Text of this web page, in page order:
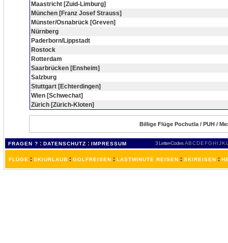
Maastricht [Zuid-Limburg]
München [Franz Josef Strauss]
Münster/Osnabrück [Greven]
Nürnberg
Paderborn/Lippstadt
Rostock
Rotterdam
Saarbrücken [Ensheim]
Salzburg
Stuttgart [Echterdingen]
Wien [Schwechat]
Zürich [Zürich-Kloten]
Billige Flüge Pochutla / PUH /
FRAGEN ? : DATENSCHUTZ : IMPRESSUM 3 Letter-Codes ABCDEFGH IJKL
FLÜGE : SKIURLAUB : GOLFREISEN : LASTMINUTE REISEN : SKIREISEN :